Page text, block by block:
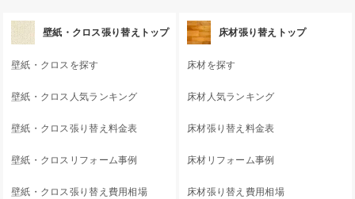
壁紙・クロス張り替えトップ
壁紙・クロスを探す
壁紙・クロス人気ランキング
壁紙・クロス張り替え料金表
壁紙・クロスリフォーム事例
壁紙・クロス張り替え費用相場
床材張り替えトップ
床材を探す
床材人気ランキング
床材張り替え料金表
床材リフォーム事例
床材張り替え費用相場